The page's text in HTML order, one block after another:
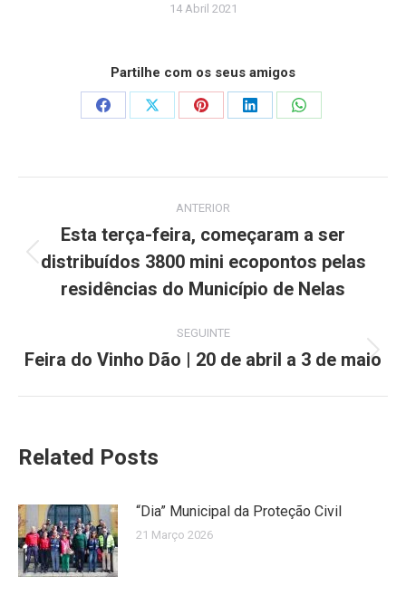
14 Abril 2021
Partilhe com os seus amigos
Share
Share
Share
Share
Share
navigation
ANTERIOR
Previous
post:
Esta terça-feira, começaram a ser
distribuídos 3800 mini ecopontos pelas
residências do Município de Nelas
SEGUINTE
Next
Feira do Vinho Dão | 20 de abril a 3 de maio
Related Posts
“Dia” Municipal da Proteção Civil
21 Março 2026